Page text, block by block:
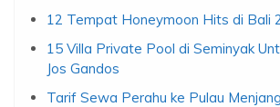
12 Tempat Honeymoon Hits di Bali
15 Villa Private Pool di Seminyak
Jos Gandos
Tarif Sewa Perahu ke Pulau